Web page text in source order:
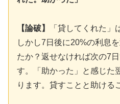
【論破】
「貸してくれた」
しかし7日後に20%の利息
たか？返せなければ次の7
す。「助かった」と感じた
ります。貸すことと助ける